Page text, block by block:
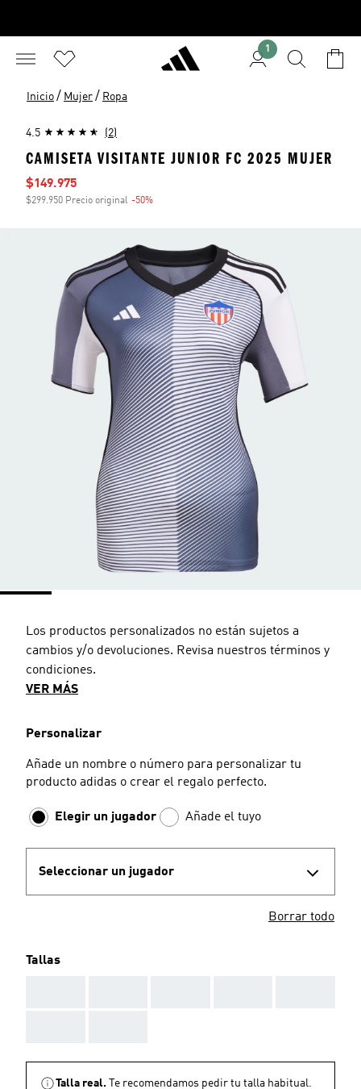
1
Inicio / Mujer / Ropa
4.5 (2)
CAMISETA VISITANTE JUNIOR FC 2025 MUJER
Precio de venta
$149.975
$299.950 Precio original -50%
Los productos personalizados no están sujetos a
cambios y/o devoluciones. Revisa nuestros términos y
condiciones.
VER MÁS
Personalizar
Añade un nombre o número para personalizar tu
producto adidas o crear el regalo perfecto.
Elegir un jugador Añade el tuyo
Seleccionar un jugador
Borrar todo
Tallas
Talla real. Te recomendamos pedir tu talla habitual.